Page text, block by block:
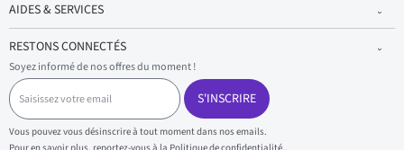
AIDES & SERVICES
RESTONS CONNECTÉS
Soyez informé de nos offres du moment !
S
a
i
s
i
S'INSCRIRE
Vous pouvez vous désinscrire à tout moment dans nos emails.